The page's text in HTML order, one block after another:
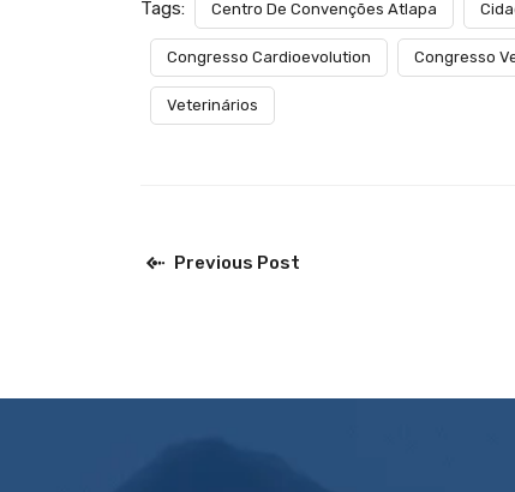
Tags: Centro De Convenções Atlapa
Congresso Cardioevolution Congresso
Veterinários
Previous Post